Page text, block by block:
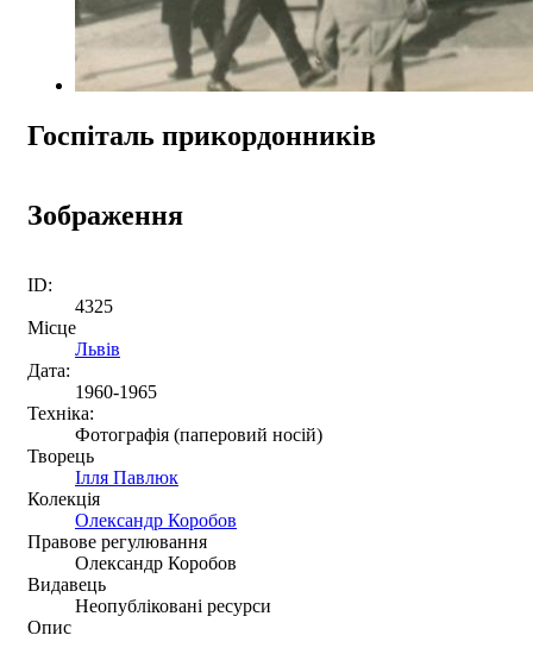
Госпіталь прикордонників
Зображення
ID:
4325
Місце
Львів
Дата:
1960-1965
Техніка:
Фотографія (паперовий носій)
Творець
Ілля Павлюк
Колекція
Олександр Коробов
Правове регулювання
Олександр Коробов
Видавець
Неопубліковані ресурси
Опис